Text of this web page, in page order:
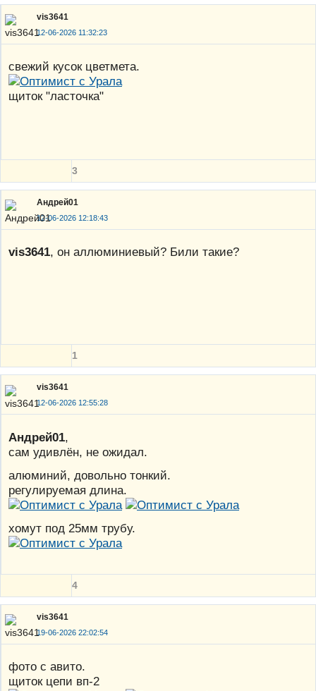
vis3641
12-06-2026 11:32:23
свежий кусок цветмета.
щиток "ласточка"
3
Андрей01
12-06-2026 12:18:43
vis3641, он аллюминиевый? Били такие?
1
vis3641
12-06-2026 12:55:28
Андрей01,
сам удивлëн, не ожидал.
алюминий, довольно тонкий.
регулируемая длина.
хомут под 25мм трубу.
4
vis3641
19-06-2026 22:02:54
фото с авито.
щиток цепи вп-2